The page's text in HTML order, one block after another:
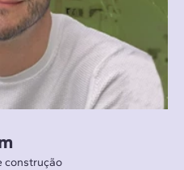
construção